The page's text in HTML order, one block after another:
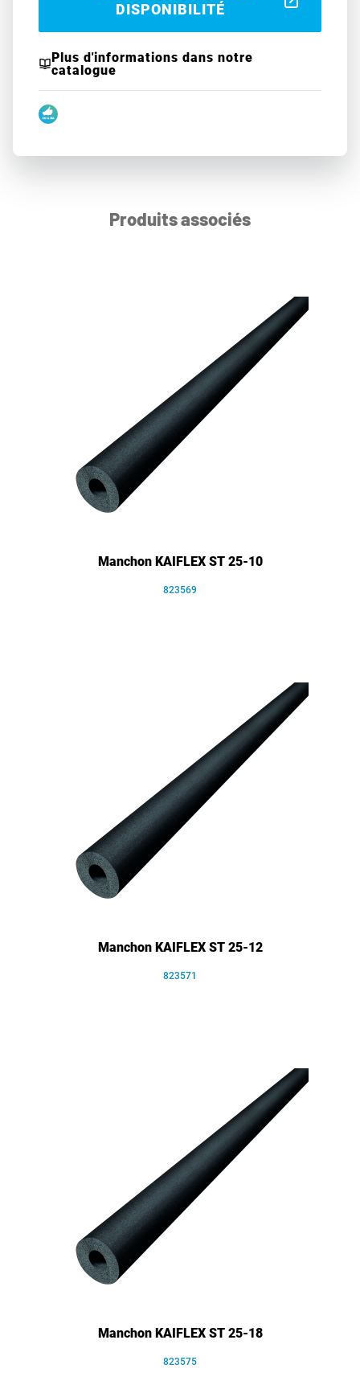
DISPONIBILITÉ
Plus d'informations dans notre
catalogue
Produits associés
Manchon KAIFLEX ST 25-10
823569
Manchon KAIFLEX ST 25-12
823571
Manchon KAIFLEX ST 25-18
823575